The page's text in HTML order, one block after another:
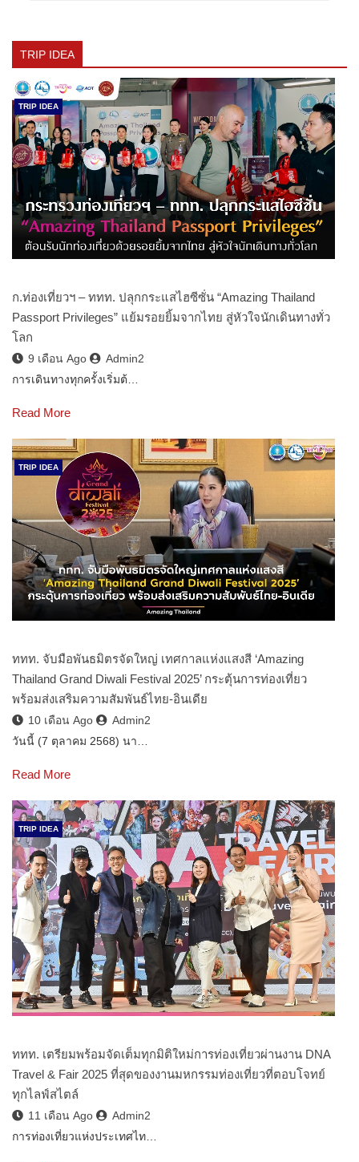
TRIP IDEA
TRIP IDEA
ก.ท่องเที่ยวฯ – ททท. ปลุกกระแสไฮซีซั่น “Amazing Thailand
Passport Privileges” แย้มรอยยิ้มจากไทย สู่หัวใจนักเดินทางทั่ว
โลก
9 เดือน Ago
Admin2
การเดินทางทุกครั้งเริ่มต้…
Read More
TRIP IDEA
ททท. จับมือพันธมิตรจัดใหญ่ เทศกาลแห่งแสงสี ‘Amazing
Thailand Grand Diwali Festival 2025’ กระตุ้นการท่องเที่ยว
พร้อมส่งเสริมความสัมพันธ์ไทย-อินเดีย
10 เดือน Ago
Admin2
วันนี้ (7 ตุลาคม 2568) นา…
Read More
TRIP IDEA
ททท. เตรียมพร้อมจัดเต็มทุกมิติใหม่การท่องเที่ยวผ่านงาน DNA
Travel & Fair 2025 ที่สุดของงานมหกรรมท่องเที่ยวที่ตอบโจทย์
ทุกไลฟ์สไตล์
11 เดือน Ago
Admin2
การท่องเที่ยวแห่งประเทศไท…